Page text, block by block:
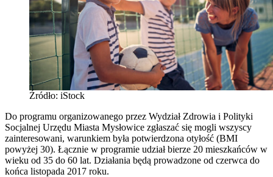
Źródło: iStock
Do programu organizowanego przez Wydział Zdrowia i Polityki
Socjalnej Urzędu Miasta Mysłowice zgłaszać się mogli wszyscy
zainteresowani, warunkiem była potwierdzona otyłość (BMI
powyżej 30). Łącznie w programie udział bierze 20 mieszkańców w
wieku od 35 do 60 lat. Działania będą prowadzone od czerwca do
końca listopada 2017 roku.